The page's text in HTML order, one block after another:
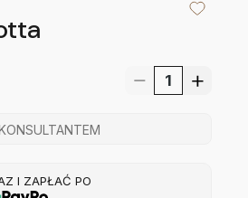
I ZAPŁAĆ PO